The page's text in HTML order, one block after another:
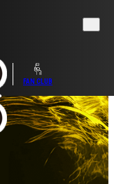
FAN CLUB